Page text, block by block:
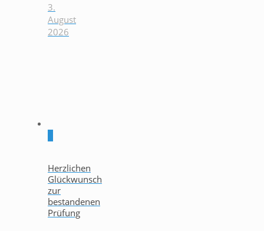
3.
August
2026
Herzlichen
Glückwunsch
zur
bestandenen
Prüfung